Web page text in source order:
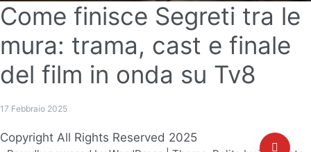
Come finisce Segreti tra le
mura: trama, cast e finale
del film in onda su Tv8
17 Febbraio 2025
Copyright All Rights Reserved 2025